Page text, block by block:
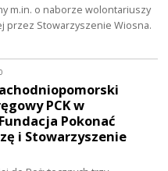
m.in. o naborze wolontariuszy
przez Stowarzyszenie Wiosna.
PCK w
Pokonać
i Stowarzyszenie